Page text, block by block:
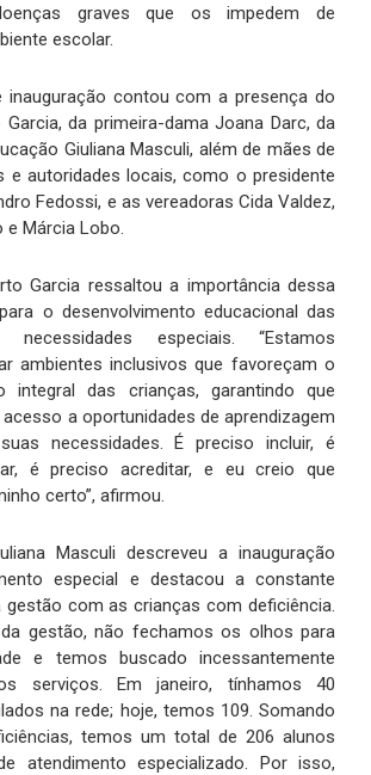
graves que os impedem de
escolar.
inauguração contou com a presença do
da primeira-dama Joana Darc, da
Giuliana Masculi, além de mães de
e autoridades locais, como o presidente
Fedossi, e as vereadoras Cida Valdez,
e Márcia Lobo.
Garcia ressaltou a importância dessa
o desenvolvimento educacional das
especiais. “Estamos
ambientes inclusivos que favoreçam o
integral das crianças, garantindo que
a oportunidades de aprendizagem
necessidades. É preciso incluir, é
é preciso acreditar, e eu creio que
certo”, afirmou.
Masculi descreveu a inauguração
especial e destacou a constante
gestão com as crianças com deficiência.
gestão, não fechamos os olhos para
e temos buscado incessantemente
serviços. Em janeiro, tínhamos 40
na rede; hoje, temos 109. Somando
temos um total de 206 alunos
atendimento especializado. Por isso,